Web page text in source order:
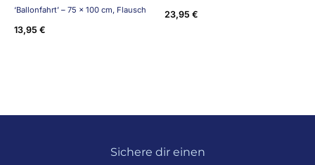
‘Ballonfahrt’ – 75 x 100 cm, Flausch
13,95 €
23,95 €
Sichere dir einen